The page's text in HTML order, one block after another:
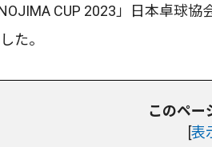
CUP 2023」日本卓球
た。
このペー
[表